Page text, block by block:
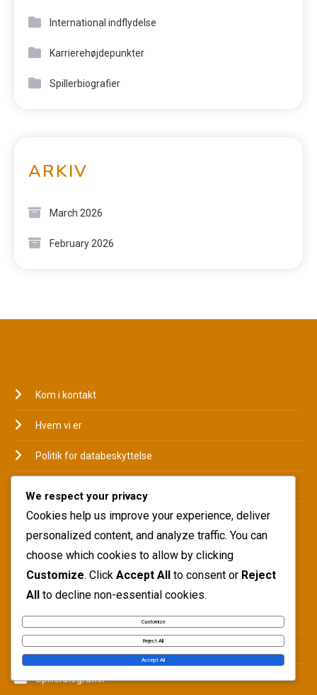
International indflydelse
Karrierehøjdepunkter
Spillerbiografier
ARKIV
March 2026
February 2026
Kom i kontakt
Hvem vi er
Politik for databeskyttelse
Servicevilkår
KATEGORIER
International indflydelse
Karrierehøjdepunkter
Spillerbiografier
We respect your privacy
Cookies help us improve your experience, deliver
personalized content, and analyze traffic. You can
choose which cookies to allow by clicking
Customize. Click Accept All to consent or Reject
All to decline non-essential cookies.
Customize
Reject All
Accept All